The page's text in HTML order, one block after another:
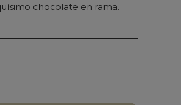
chocolate en rama.